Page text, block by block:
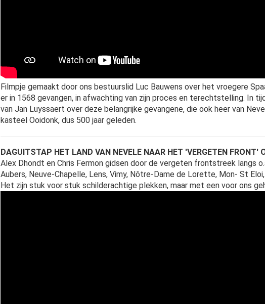
Filmpje gemaakt door ons bestuurslid Luc Bauwens over het vroegere
er in 1568 gevangen, in afwachting van zijn proces en terechtstelling. In
van Jan Luyssaert over deze belangrijke gevangene, die ook heer van
kasteel Ooidonk, dus 500 jaar geleden.
DAGUITSTAP HET LAND VAN NEVELE NAAR HET 'VERGETEN FRONT'
Alex Dhondt en Chris Fermon gidsen door de vergeten frontstreek langs
Aubers, Neuve-Chapelle, Lens, Vimy, Nôtre-Dame de Lorette, Mon- St
Het zijn stuk voor stuk schilderachtige plekken, maar met een voor ons